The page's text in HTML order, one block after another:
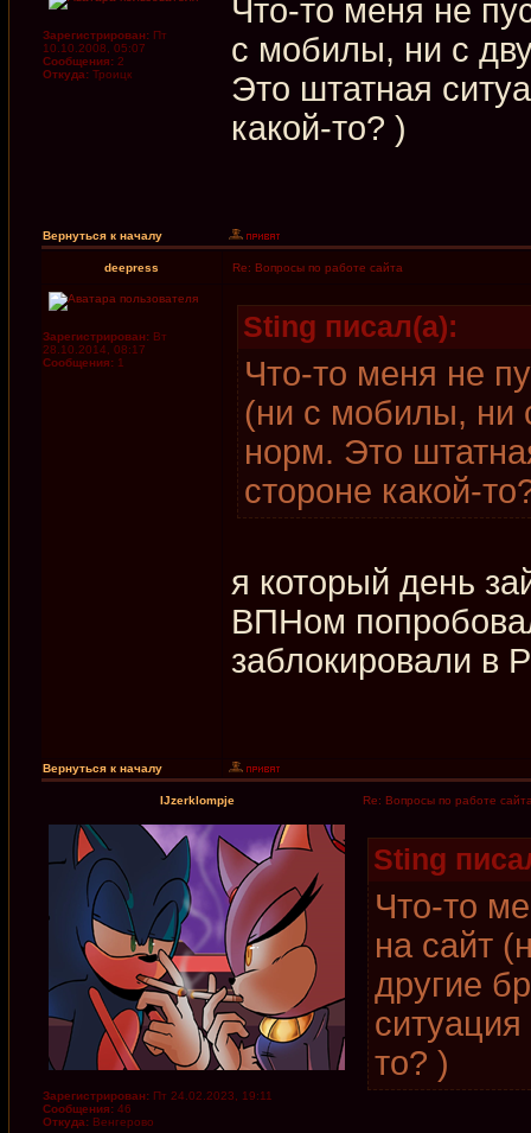
Зарегистрирован: Пт
10.10.2008, 05:07
Сообщения: 2
Откуда: Троицк
Что-то меня не
с мобилы, ни с
Это штатная
какой-то? )
Вернуться к началу
deepress Re: Вопросы по работе сайта
Зарегистрирован: Вт
28.10.2014, 08:17
Сообщения: 1
Sting писал(а):
Что-то меня не
(ни с мобилы, ни
норм. Это
стороне какой-
я который день
ВПНом
заблокировали в
Вернуться к началу
IJzerklompje Re: Вопросы по работе
Зарегистрирован: Пт 24.02.2023, 19:11
Сообщения: 46
Откуда: Венгерово
Sting
Что-то
на сайт
другие
то? )